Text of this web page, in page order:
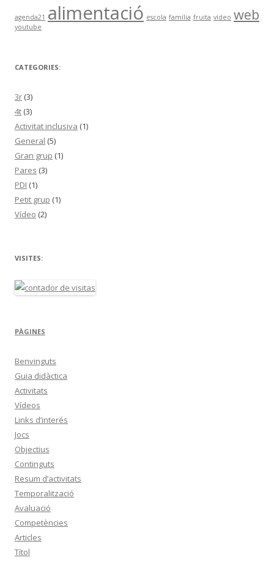
agenda21 alimentació escola família fruita vídeo web
youtube
CATEGORIES:
3r (3)
4t (3)
Activitat inclusiva (1)
General (5)
Gran grup (1)
Pares (3)
PDI (1)
Petit grup (1)
Vídeo (2)
VISITES:
PÀGINES
Benvinguts
Guia didàctica
Activitats
Vídeos
Links d’interés
Jocs
Objectius
Continguts
Resum d’activitats
Temporalització
Avaluació
Competències
Articles
Títol